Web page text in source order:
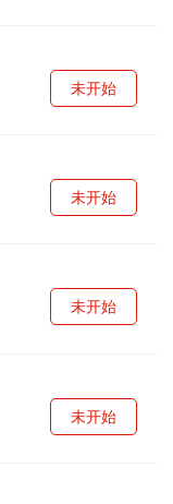
未开始
未开始
未开始
未开始